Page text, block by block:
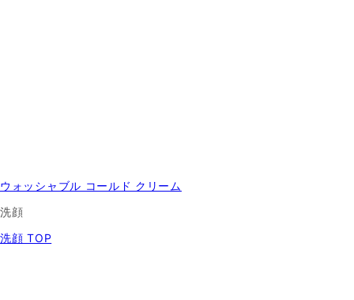
ウォッシャブル コールド クリーム
洗顔
洗顔 TOP